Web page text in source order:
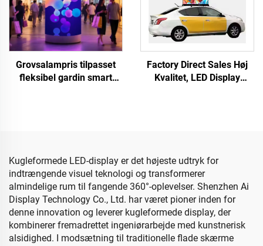
Grovsalampris tilpasset
fleksibel gardin smart
Factory Direct Sales Høj
Kvalitet, LED Display
Kugleformede LED-display er det højeste udtryk for
indtrængende visuel teknologi og transformerer
almindelige rum til fangende 360°-oplevelser. Shenzhen Ai
Display Technology Co., Ltd. har været pioner inden for
denne innovation og leverer kugleformede display, der
kombinerer fremadrettet ingeniørarbejde med kunstnerisk
alsidighed. I modsætning til traditionelle flade skærme